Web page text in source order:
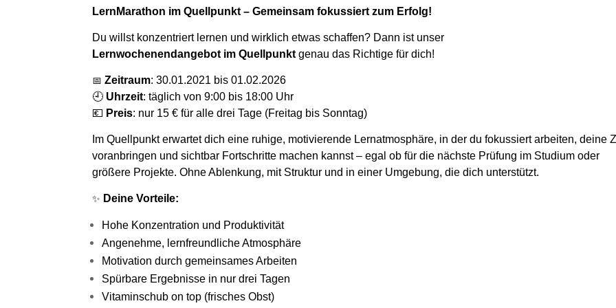
LernMarathon im Quellpunkt – Gemeinsam fokussiert zum Erfolg!
Du willst konzentriert lernen und wirklich etwas schaffen? Dann ist unser
Lernwochenendangebot im Quellpunkt genau das Richtige für dich!
📅Zeitraum: 30.01.2021 bis 01.02.2026
🕘 Uhrzeit: täglich von 9:00 bis 18:00 Uhr
💶 Preis: nur 15 € für alle drei Tage (Freitag bis Sonntag)
Im Quellpunkt erwartet dich eine ruhige, motivierende Lernatmosphäre, in der du fokussiert arbeiten, deine
voranbringen und sichtbar Fortschritte machen kannst – egal ob fürdie nächste Prüfung im Studium oder
größere Projekte. Ohne Ablenkung, mit Struktur und in einer Umgebung, die dich unterstützt.
✨ Deine Vorteile:
Hohe Konzentration und Produktivität
Angenehme, lernfreundliche Atmosphäre
Motivation durch gemeinsames Arbeiten
Spürbare Ergebnisse in nur drei Tagen
Vitaminschub on top (frisches Obst)